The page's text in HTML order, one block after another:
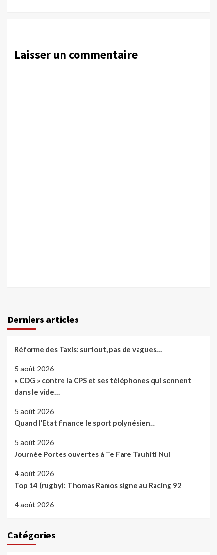
Laisser un commentaire
Derniers articles
Réforme des Taxis: surtout, pas de vagues…
5 août 2026
« CDG » contre la CPS et ses téléphones qui sonnent
dans le vide…
5 août 2026
Quand l’Etat finance le sport polynésien…
5 août 2026
Journée Portes ouvertes à Te Fare Tauhiti Nui
4 août 2026
Top 14 (rugby): Thomas Ramos signe au Racing 92
4 août 2026
Catégories